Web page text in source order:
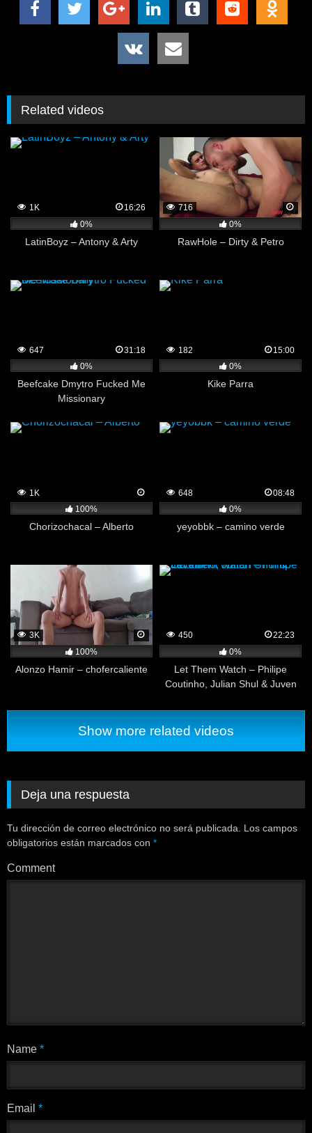
Related videos
1K
16:26
0%
LatinBoyz – Antony & Arty
716
0%
RawHole – Dirty & Petro
647
31:18
0%
Beefcake Dmytro Fucked Me
Missionary
182
15:00
0%
Kike Parra
1K
100%
Chorizochacal – Alberto
648
08:48
0%
yeyobbk – camino verde
3K
100%
Alonzo Hamir – chofercaliente
450
22:23
0%
Let Them Watch – Philipe
Coutinho, Julian Shul & Juven
Show more related videos
Deja una respuesta
Tu dirección de correo electrónico no será publicada.
Los campos
obligatorios están marcados con *
Comment
Name *
Email *